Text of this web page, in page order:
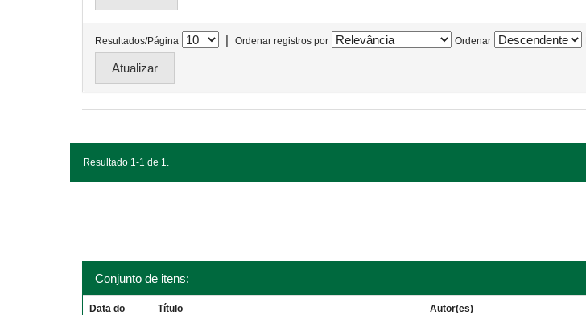
Resultados/Página | Ordenar registros por Ordenar
Resultado 1-1 de 1.
Conjunto de itens:
Data do Título Autor(es)